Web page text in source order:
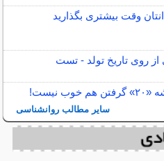
وقت بیشتری بگذارید
روی تاریخ تولد - تست
نیست!
سایر مطالب روانشناسی